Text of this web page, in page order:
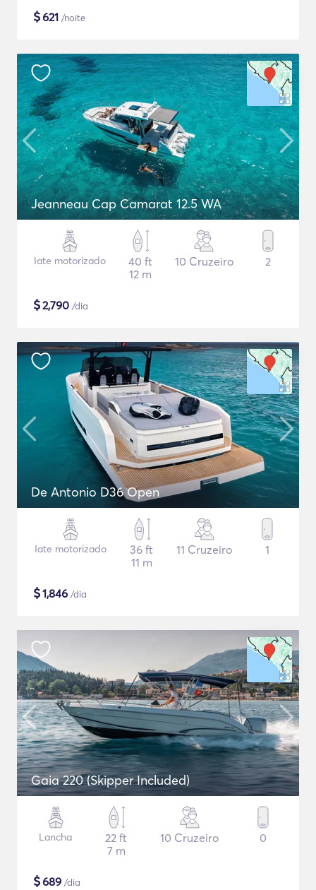
$621 /noite
Jeanneau Cap Camarat 12.5 WA
Iate motorizado
40 ft
12 m
10 Cruzeiro 2
$2,790 /dia
De Antonio D36 Open
Iate motorizado
36 ft
11 m
11 Cruzeiro 1
$1,846 /dia
Gaia 220 (Skipper Included)
Lancha
22 ft
7 m
10 Cruzeiro 0
$689 /dia